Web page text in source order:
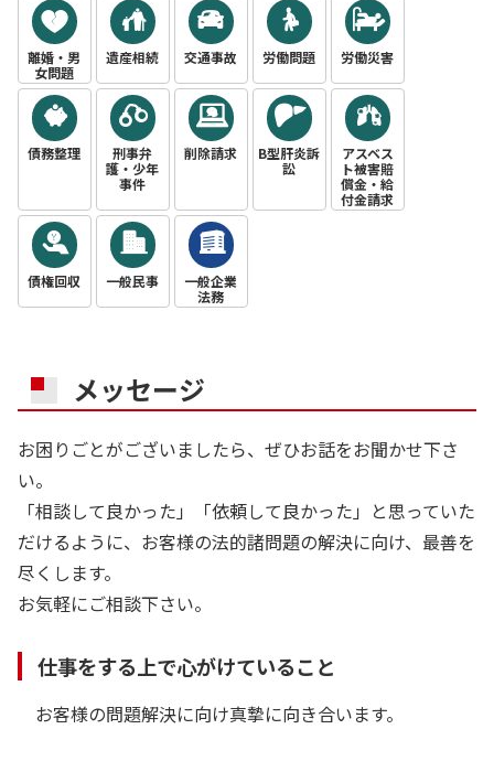
離婚・男
女問題
遺産相続 交通事故 労働問題 労働災害
債務整理
刑事弁
護・少年
事件
削除請求
B型肝炎訴
訟
アスベス
ト被害賠
償金・給
付金請求
債権回収 一般民事
一般企業
法務
メッセージ
お困りごとがございましたら、ぜひお話をお聞かせ下さ
い。
「相談して良かった」「依頼して良かった」と思っていた
だけるように、お客様の法的諸問題の解決に向け、最善を
尽くします。
お気軽にご相談下さい。
仕事をする上で心がけていること
お客様の問題解決に向け真摯に向き合います。